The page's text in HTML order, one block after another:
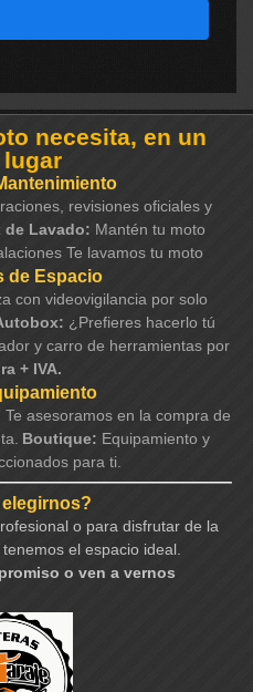
necesita, en un
revisiones oficiales y
de Lavado: Mantén tu moto
Te lavamos tu moto
de Espacio
con videovigilancia por solo
¿Prefieres hacerlo tú
y carro de herramientas por
+ IVA.
Te asesoramos en la compra de
Boutique: Equipamiento y
para ti.
o para disfrutar de la
el espacio ideal.
o ven a vernos